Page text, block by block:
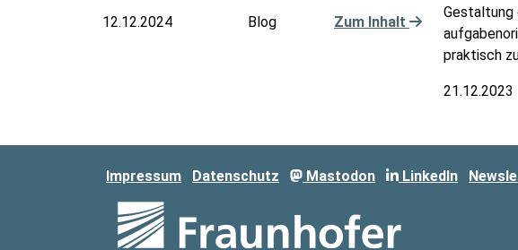
12.12.2024 Blog Zum Inhalt
praktisch
21.12.2023
Impressum Datenschutz Mastodon LinkedIn